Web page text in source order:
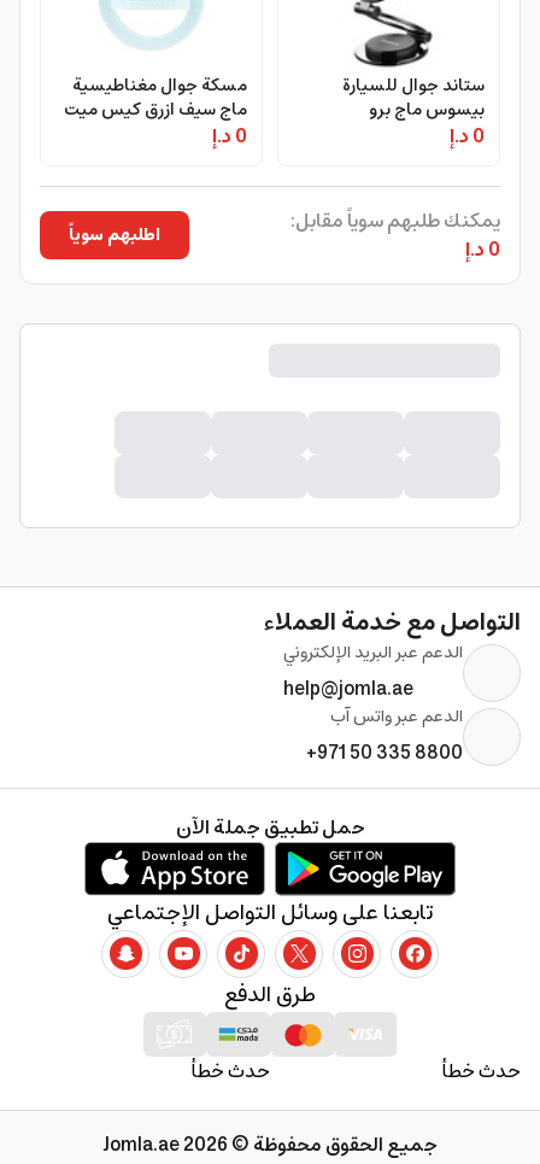
ستاند جوال للسيارة
بيسوس ماج برو
MagPro Series II
Magnetic Car Mount
0 د.إ
مسكة جوال مغناطيسية
ماج سيف ازرق كيس ميت
CASE-MATE Magnetic
Loop Grip works with
MagSafe - Blue
0 د.إ
يمكنك طلبهم سوياً مقابل:
0 د.إ
اطلبهم سوياً
التواصل مع خدمة العملاء
الدعم عبر البريد الإلكتروني
help@jomla.ae
الدعم عبر واتس آب
+971 50 335 8800
حدث خطأ حدث خطأ
طرق الدفع
تابعنا على وسائل التواصل الإجتماعي
حمل تطبيق جملة الآن
جميع الحقوق محفوظة © 2026 Jomla.ae